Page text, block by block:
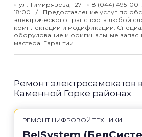
ул. Тимирязева, 127 8 (044) 495-00-
18:00
Предоставление услуг по
электрического транспорта любой
комплектации и модификации.
оборудование и оригинальные
мастера. Гарантии.
Ремонт электросамокатов
Каменной Горке районах
РЕМОНТ ЦИФРОВОЙ ТЕХНИКИ